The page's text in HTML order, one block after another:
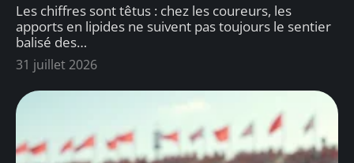
Les chiffres sont têtus : chez les coureurs, les
apports en lipides ne suivent pas toujours le sentier
balisé des…
31 juillet 2026